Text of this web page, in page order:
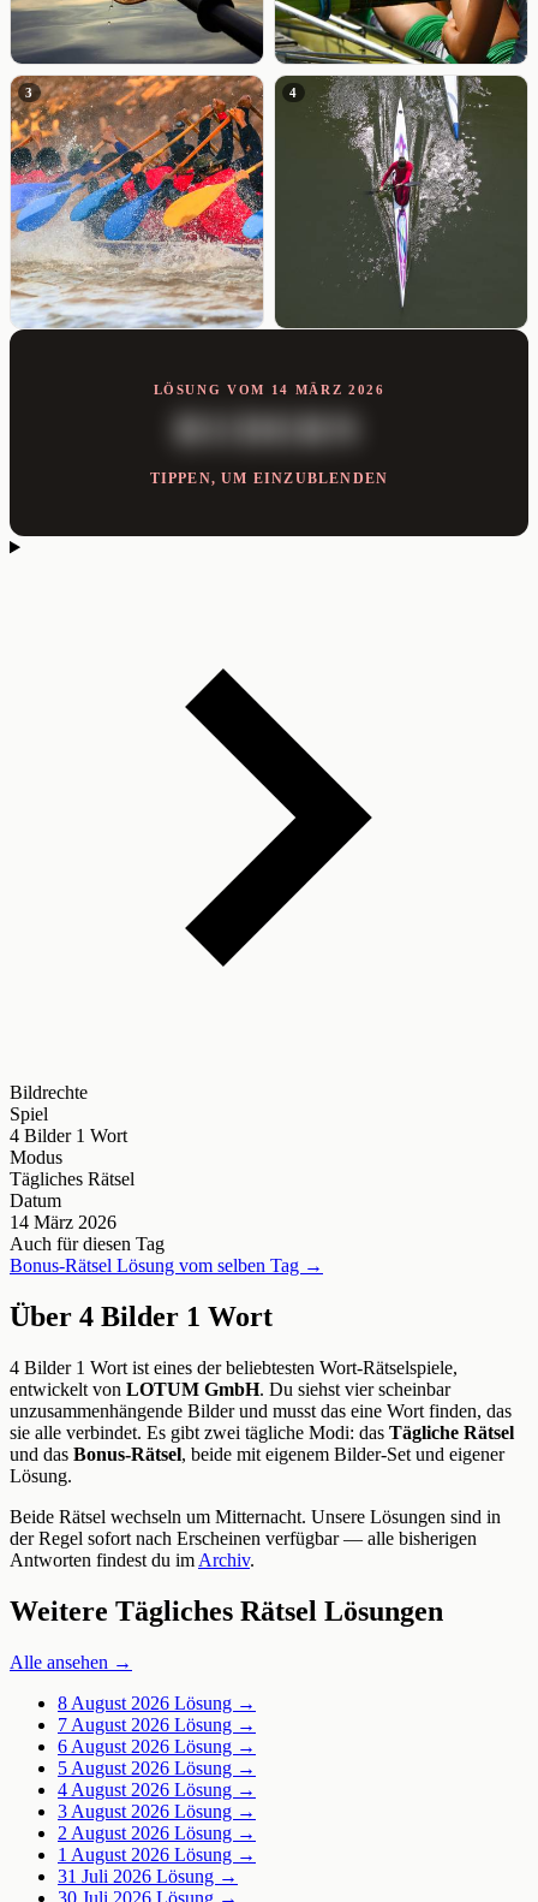
3 4
LÖSUNG VOM 14 MÄRZ 2026
RUDERN
TIPPEN, UM EINZUBLENDEN
Bildrechte
Spiel
4 Bilder 1 Wort
Modus
Tägliches Rätsel
Datum
14 März 2026
Auch für diesen Tag
Bonus-Rätsel Lösung vom selben Tag →
Über 4 Bilder 1 Wort
4 Bilder 1 Wort ist eines der beliebtesten Wort-Rätselspiele,
entwickelt von LOTUM GmbH. Du siehst vier scheinbar
unzusammenhängende Bilder und musst das eine Wort finden, das
sie alle verbindet. Es gibt zwei tägliche Modi: das Tägliche Rätsel
und das Bonus-Rätsel, beide mit eigenem Bilder-Set und eigener
Lösung.
Beide Rätsel wechseln um Mitternacht. Unsere Lösungen sind in
der Regel sofort nach Erscheinen verfügbar — alle bisherigen
Antworten findest du im Archiv.
Weitere Tägliches Rätsel Lösungen
Alle ansehen →
8 August 2026 Lösung →
7 August 2026 Lösung →
6 August 2026 Lösung →
5 August 2026 Lösung →
4 August 2026 Lösung →
3 August 2026 Lösung →
2 August 2026 Lösung →
1 August 2026 Lösung →
31 Juli 2026 Lösung →
30 Juli 2026 Lösung →